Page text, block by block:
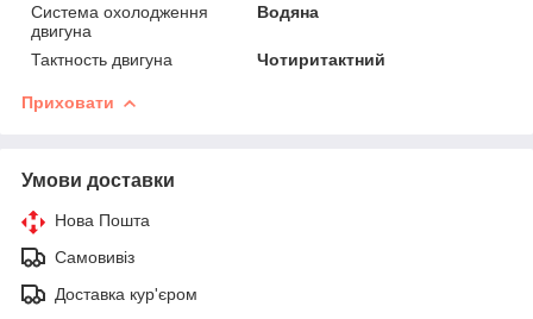
Система охолодження
двигуна
Водяна
Тактность двигуна Чотиритактний
Приховати
Умови доставки
Нова Пошта
Самовивіз
Доставка кур'єром